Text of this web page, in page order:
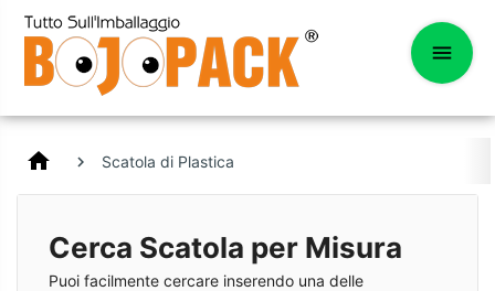
home Scatola di Plastica
Cerca Scatola per Misura
Puoi facilmente cercare inserendo una delle